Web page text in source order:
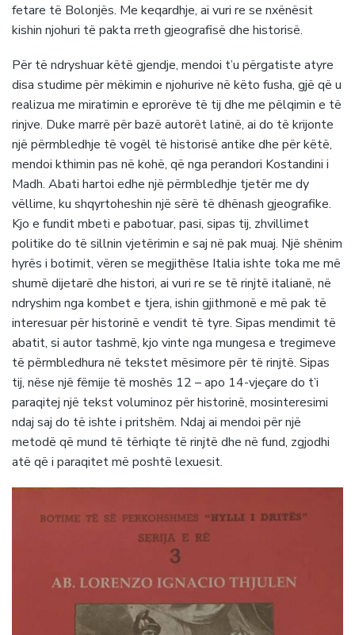
fetare të Bolonjës. Me keqardhje, ai vuri re se nxënësit
kishin njohuri të pakta rreth gjeografisë dhe historisë.
Për të ndryshuar këtë gjendje, mendoi t’u përgatiste atyre
disa studime për mëkimin e njohurive në këto fusha, gjë që u
realizua me miratimin e eprorëve të tij dhe me pëlqimin e të
rinjve. Duke marrë për bazë autorët latinë, ai do të krijonte
një përmbledhje të vogël të historisë antike dhe për këtë,
mendoi kthimin pas në kohë, që nga perandori Kostandini i
Madh. Abati hartoi edhe një përmbledhje tjetër me dy
vëllime, ku shqyrtoheshin një sërë të dhënash gjeografike.
Kjo e fundit mbeti e pabotuar, pasi, sipas tij, zhvillimet
politike do të sillnin vjetërimin e saj në pak muaj. Një shënim
hyrës i botimit, vëren se megjithëse Italia ishte toka me më
shumë dijetarë dhe histori, ai vuri re se të rinjtë italianë, në
ndryshim nga kombet e tjera, ishin gjithmonë e më pak të
interesuar për historinë e vendit të tyre. Sipas mendimit të
abatit, si autor tashmë, kjo vinte nga mungesa e tregimeve
të përmbledhura në tekstet mësimore për të rinjtë. Sipas
tij, nëse një fëmije të moshës 12 – apo 14-vjeçare do t’i
paraqitej një tekst voluminoz për historinë, mosinteresimi
ndaj saj do të ishte i pritshëm. Ndaj ai mendoi për një
metodë që mund të tërhiqte të rinjtë dhe në fund, zgjodhi
atë që i paraqitet më poshtë lexuesit.